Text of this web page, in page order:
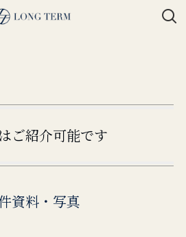
ご紹介可能です
資料・写真